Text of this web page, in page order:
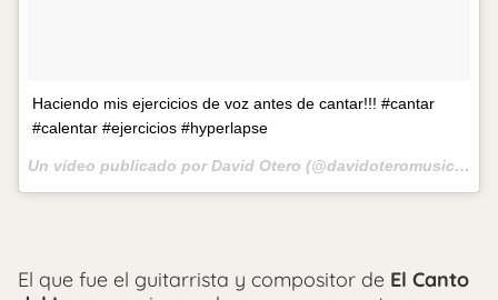
Haciendo mis ejercicios de voz antes de cantar!!! #cantar
#calentar #ejercicios #hyperlapse
Un vídeo publicado por David Otero (@davidoteromusic) el
El que fue el guitarrista y compositor de El Canto